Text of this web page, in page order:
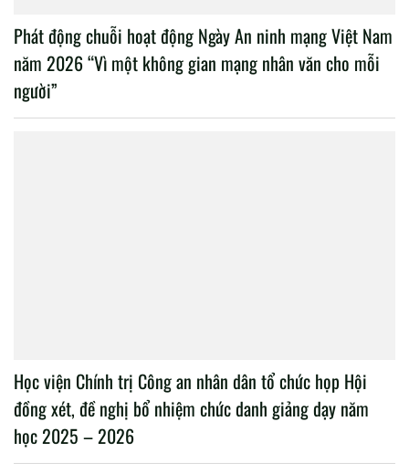
Phát động chuỗi hoạt động Ngày An ninh mạng Việt Nam
năm 2026 “Vì một không gian mạng nhân văn cho mỗi
người”
Học viện Chính trị Công an nhân dân tổ chức họp Hội
đồng xét, đề nghị bổ nhiệm chức danh giảng dạy năm
học 2025 – 2026